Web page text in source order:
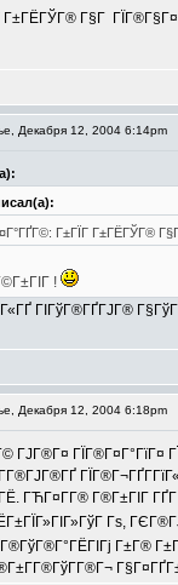
Г§Г
Декабря 12, 2004 6:14pm
Г±ГЇГ Г±ГЁГЎГ®
!
ГІГўГ®ГҐГЈГ®
Декабря 12, 2004 6:18pm
ГЈГ®Г¤ ГЇГ®Г¤Г°ГїГ¤
ГЋГ¤Г­Г® Г®Г±ГІГ
Гѕ,
Г±Г®